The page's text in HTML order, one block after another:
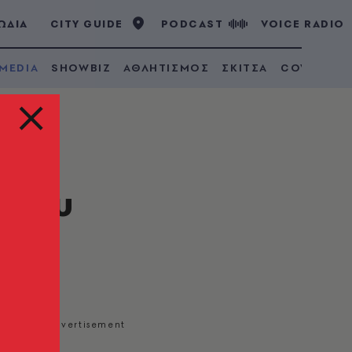
CITY GUIDE PODCAST VOICE RADIO
SHOWBIZ ΑΘΛΗΤΙΣΜΟΣ ΣΚΙΤΣΑ COVID 19